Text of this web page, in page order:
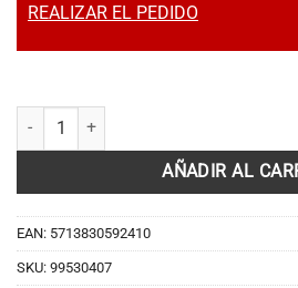
REALIZAR EL PEDIDO
Grupo de presión auto-aspirante con
AÑADIR AL
EAN: 5713830592410
SKU: 99530407